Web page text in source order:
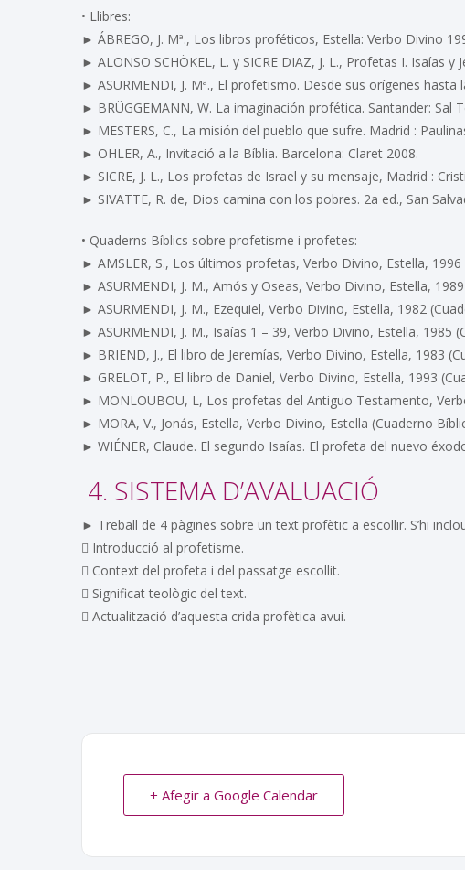
• Llibres:
► ÁBREGO, J. Mª., Los libros proféticos, Estella: Verbo Divino
► ALONSO SCHÖKEL, L. y SICRE DIAZ, J. L., Profetas I. Isaías y
► ASURMENDI, J. Mª., El profetismo. Desde sus orígenes
► BRÜGGEMANN, W. La imaginación profética. Santander: Sal
► MESTERS, C., La misión del pueblo que sufre. Madrid :
► OHLER, A., Invitació a la Bíblia. Barcelona: Claret 2008.
► SICRE, J. L., Los profetas de Israel y su mensaje, Madrid :
► SIVATTE, R. de, Dios camina con los pobres. 2a ed., San
• Quaderns Bíblics sobre profetisme i profetes:
► AMSLER, S., Los últimos profetas, Verbo Divino, Estella,
► ASURMENDI, J. M., Amós y Oseas, Verbo Divino, Estella,
► ASURMENDI, J. M., Ezequiel, Verbo Divino, Estella, 1982
► ASURMENDI, J. M., Isaías 1 – 39, Verbo Divino, Estella, 1985
► BRIEND, J., El libro de Jeremías, Verbo Divino, Estella, 1983
► GRELOT, P., El libro de Daniel, Verbo Divino, Estella, 1993
► MONLOUBOU, L, Los profetas del Antiguo Testamento,
► MORA, V., Jonás, Estella, Verbo Divino, Estella (Cuaderno
► WIÉNER, Claude. El segundo Isaías. El profeta del nuevo
4. SISTEMA D’AVALUACIÓ
► Treball de 4 pàgines sobre un text profètic a escollir. S’hi
 Introducció al profetisme.
 Context del profeta i del passatge escollit.
 Significat teològic del text.
 Actualització d’aquesta crida profètica avui.
+ Afegir a Google Calendar